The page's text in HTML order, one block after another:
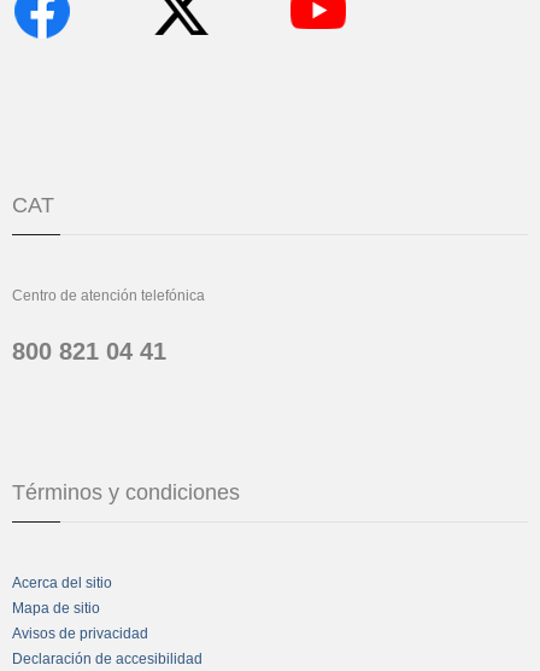
CAT
Centro de atención telefónica
800 821 04 41
Términos y condiciones
Acerca del sitio
Mapa de sitio
Avisos de privacidad
Declaración de accesibilidad